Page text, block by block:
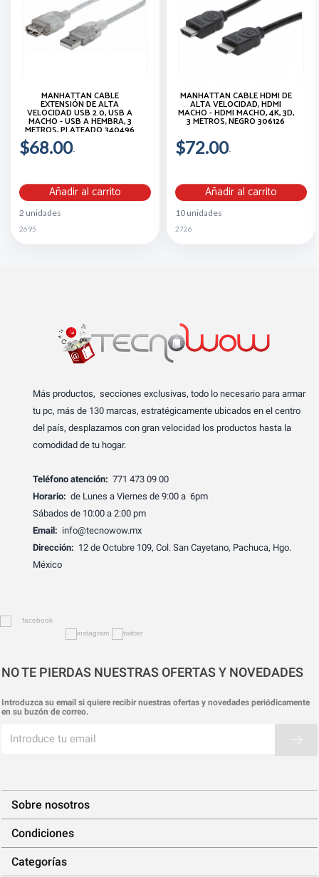
MANHATTAN CABLE
EXTENSIÓN DE ALTA
VELOCIDAD USB 2.0, USB A
MACHO - USB A HEMBRA, 3
METROS, PLATEADO 340496
$68.00
Añadir al carrito
2 unidades
2695
MANHATTAN CABLE HDMI DE
ALTA VELOCIDAD, HDMI
MACHO - HDMI MACHO, 4K, 3D,
3 METROS, NEGRO 306126
$72.00
Añadir al carrito
10 unidades
2726
Más productos, secciones exclusivas, todo lo necesario para armar
tu pc, más de 130 marcas, estratégicamente ubicados en el centro
del país, desplazamos con gran velocidad los productos hasta la
comodidad de tu hogar.
Teléfono atención: 771 473 09 00
Horario: de Lunes a Viernes de 9:00 a 6pm
Sábados de 10:00 a 2:00 pm
Email: info@tecnowow.mx
Dirección: 12 de Octubre 109, Col. San Cayetano, Pachuca, Hgo.
México
NO TE PIERDAS NUESTRAS OFERTAS Y NOVEDADES
Introduzca su email si quiere recibir nuestras ofertas y novedades periódicamente
en su buzón de correo.
Sobre nosotros
Condiciones
Categorías